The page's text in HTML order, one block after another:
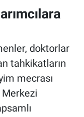
doktorlar
tahkikatların
mecrası